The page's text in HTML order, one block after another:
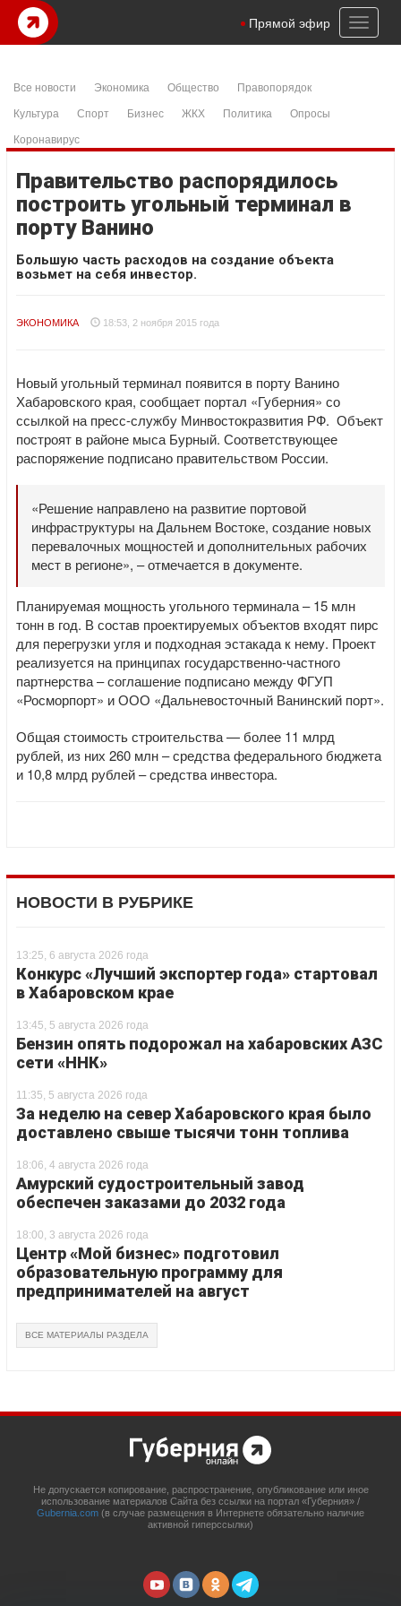
Toggle
Прямой эфир
Все новости Экономика Общество
Правопорядок
Культура
Спорт Бизнес ЖКХ Политика
Опросы
Коронавирус
Правительство распорядилось
построить угольный терминал в
порту Ванино
Большую часть расходов на создание объекта
возьмет на себя инвестор.
ЭКОНОМИКА 18:53, 2 ноября 2015 года
Новый угольный терминал появится в порту Ванино
Хабаровского края, сообщает портал «Губерния» со
ссылкой на пресс-службу Минвостокразвития РФ. Объект
построят в районе мыса Бурный. Соответствующее
распоряжение подписано правительством России.
«Решение направлено на развитие портовой
инфраструктуры на Дальнем Востоке, создание новых
перевалочных мощностей и дополнительных рабочих
мест в регионе», – отмечается в документе.
Планируемая мощность угольного терминала – 15 млн
тонн в год. В состав проектируемых объектов входят пирс
для перегрузки угля и подходная эстакада к нему. Проект
реализуется на принципах государственно-частного
партнерства – соглашение подписано между ФГУП
«Росморпорт» и ООО «Дальневосточный Ванинский порт».
Общая стоимость строительства — более 11 млрд
рублей, из них 260 млн – средства федерального бюджета
и 10,8 млрд рублей – средства инвестора.
НОВОСТИ В РУБРИКЕ
13:25, 6 августа 2026 года
Конкурс «Лучший экспортер года» стартовал
в Хабаровском крае
13:45, 5 августа 2026 года
Бензин опять подорожал на хабаровских АЗС
сети «ННК»
11:35, 5 августа 2026 года
За неделю на север Хабаровского края было
доставлено свыше тысячи тонн топлива
18:06, 4 августа 2026 года
Амурский судостроительный завод
обеспечен заказами до 2032 года
18:00, 3 августа 2026 года
Центр «Мой бизнес» подготовил
образовательную программу для
предпринимателей на август
ВСЕ МАТЕРИАЛЫ РАЗДЕЛА
Не допускается копирование, распространение, опубликование или иное
использование материалов Сайта без ссылки на портал «Губерния» /
Gubernia.com (в случае размещения в Интернете обязательно наличие
активной гиперссылки)